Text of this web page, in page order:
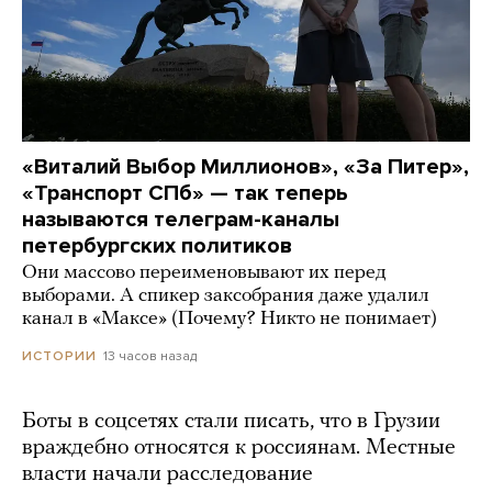
«Виталий Выбор Миллионов», «За Питер»,
«Транспорт СПб» — так теперь
называются телеграм-каналы
петербургских политиков
Они массово переименовывают их перед
выборами. А спикер заксобрания даже удалил
канал в «Максе» (Почему? Никто не понимает)
ИСТОРИИ 13 часов назад
Боты в соцсетях стали писать, что в Грузии
враждебно относятся к россиянам. Местные
власти начали расследование